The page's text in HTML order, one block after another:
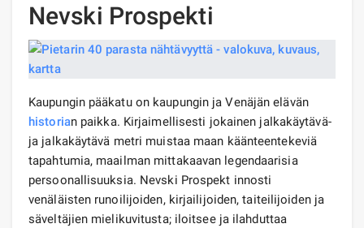
Nevski Prospekti
Kaupungin pääkatu on kaupungin ja Venäjän elävän
historian paikka. Kirjaimellisesti jokainen jalkakäytävä-
ja jalkakäytävä metri muistaa maan käänteentekeviä
tapahtumia, maailman mittakaavan legendaarisia
persoonallisuuksia. Nevski Prospekt innosti
venäläisten runoilijoiden, kirjailijoiden, taiteilijoiden ja
säveltäjien mielikuvitusta; iloitsee ja ilahduttaa